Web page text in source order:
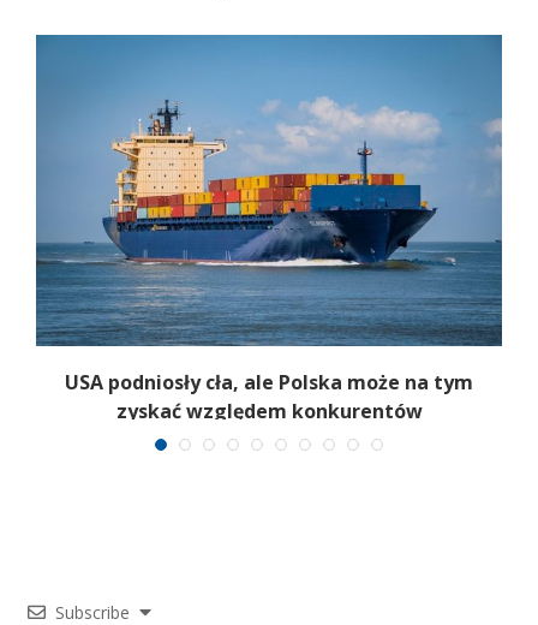
USA podniosły cła, ale Polska może na tym
zyskać względem konkurentów
Subscribe